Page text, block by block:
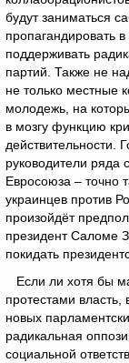
будут заниматься
пропагандировать
поддерживать
партий. Также не
не только местные
молодежь, на
в мозгу функцию
действительности.
руководители ряда
Евросоюза – точно
украинцев против
произойдёт
президент Саломе
покидать
Если ли хотя бы
протестами власть,
новых
радикальная
социальной